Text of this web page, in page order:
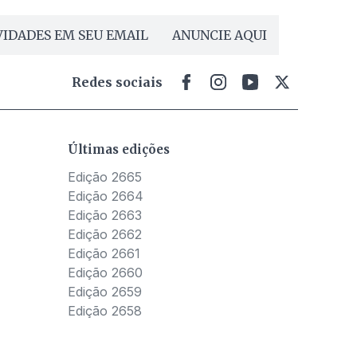
EM SEU EMAIL ANUNCIE AQUI
Redes sociais
Últimas edições
Edição 2665
Edição 2664
Edição 2663
Edição 2662
Edição 2661
Edição 2660
Edição 2659
Edição 2658